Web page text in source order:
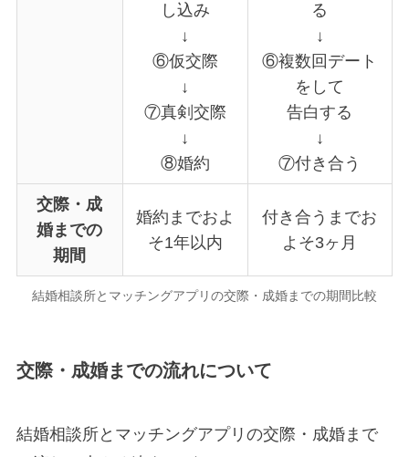
し込み
↓
⑥仮交際
↓
⑦真剣交際
↓
⑧婚約
る
↓
⑥複数回デート
をして
告白する
↓
⑦付き合う
交際・成
婚までの
期間
婚約までおよ
そ1年以内
付き合うまでお
よそ3ヶ月
結婚相談所とマッチングアプリの交際・成婚までの期間比較
交際・成婚までの流れについて
結婚相談所とマッチングアプリの交際・成婚まで